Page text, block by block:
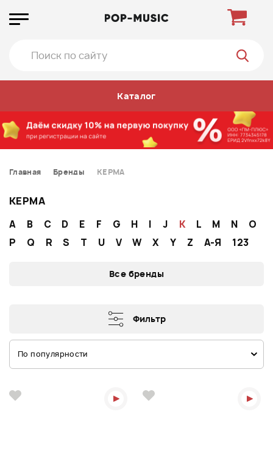
Каталог
Главная Бренды KEPMA
KEPMA
A B C D E F G H I J K L M N
O
P
Q R S T U V W X Y Z А-Я 123
Все бренды
Фильтр
По популярности